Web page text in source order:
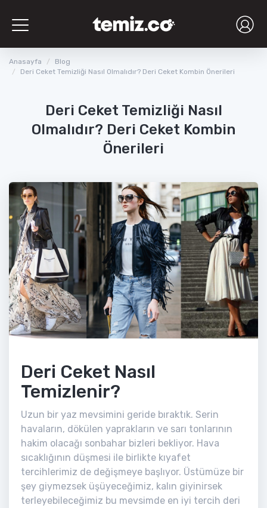
Toggle
navigation
Anasayfa
Blog
Deri Ceket Temizliği Nasıl Olmalıdır? Deri Ceket Kombin Önerileri
Deri Ceket Temizliği Nasıl
Olmalıdır? Deri Ceket Kombin
Önerileri
Deri Ceket Nasıl
Temizlenir?
Uzun bir yaz mevsimini geride bıraktık. Serin
havaların, dökülen yaprakların ve sarı tonlarının
hakim olacağı sonbahar bizleri bekliyor. Hava
sıcaklığının düşmesi ile birlikte kıyafet
tercihlerimiz de değişmeye başlıyor. Üstümüze bir
şey giymezsek üşüyeceğimiz, kalın giyinirsek
terleyebileceğimiz bu mevsimde en iyi tercih deri